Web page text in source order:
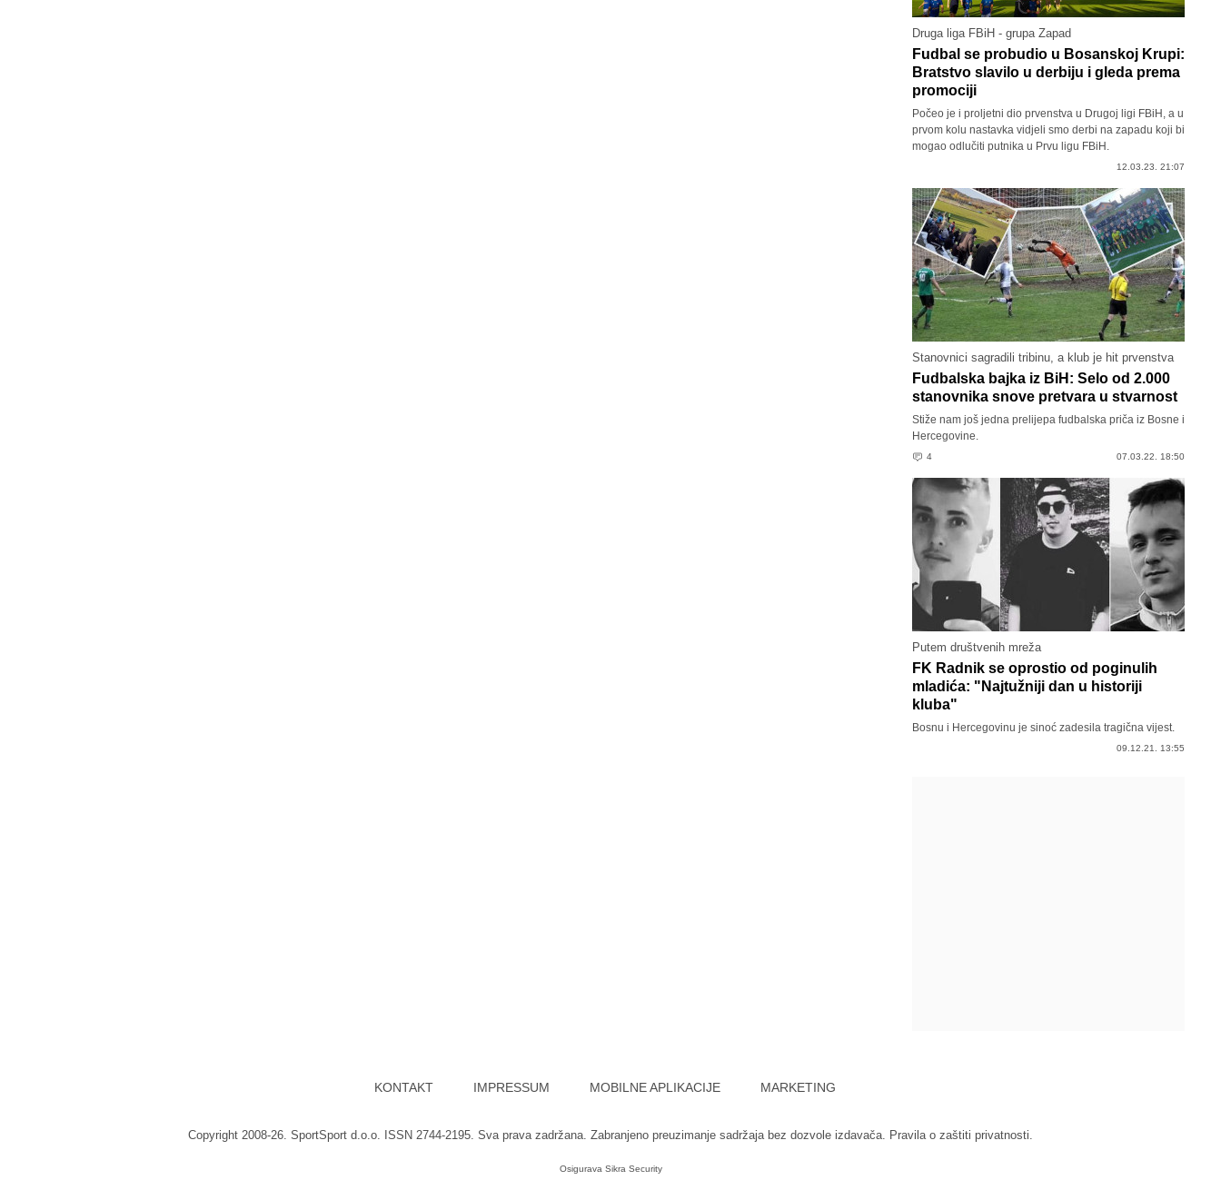
Druga liga FBiH - grupa Zapad
Fudbal se probudio u Bosanskoj Krupi:
Bratstvo slavilo u derbiju i gleda prema
promociji
Počeo je i proljetni dio prvenstva u Drugoj ligi FBiH, a u
prvom kolu nastavka vidjeli smo derbi na zapadu koji bi
mogao odlučiti putnika u Prvu ligu FBiH.
12.03.23. 21:07
Stanovnici sagradili tribinu, a klub je hit prvenstva
Fudbalska bajka iz BiH: Selo od 2.000
stanovnika snove pretvara u stvarnost
Stiže nam još jedna prelijepa fudbalska priča iz Bosne i
Hercegovine.
4 07.03.22. 18:50
Putem društvenih mreža
FK Radnik se oprostio od poginulih
mladića: "Najtužniji dan u historiji
kluba"
Bosnu i Hercegovinu je sinoć zadesila tragična vijest.
09.12.21. 13:55
KONTAKT IMPRESSUM MOBILNE APLIKACIJE MARKETING
Copyright 2008-26. SportSport d.o.o. ISSN 2744-2195. Sva prava zadržana. Zabranjeno preuzimanje sadržaja bez dozvole izdavača. Pravila o zaštiti privatnosti.
Osigurava Sikra Security